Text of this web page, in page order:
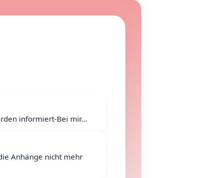
informiert-Bei mir...
Anhänge nicht mehr